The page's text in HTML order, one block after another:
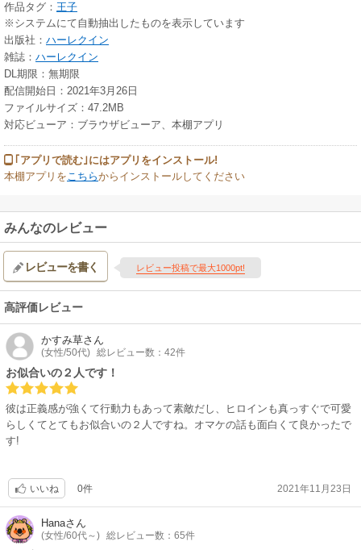
作品タグ： 王子
※システムにて自動抽出したものを表示しています
出版社： ハーレクイン
雑誌： ハーレクイン
DL期限：無期限
配信開始日：2021年3月26日
ファイルサイズ：47.2MB
対応ビューア：ブラウザビューア、本棚アプリ
｢アプリで読む｣にはアプリをインストール!
本棚アプリをこちらからインストールしてください
みんなのレビュー
レビューを書く レビュー投稿で最大1000pt!
高評価レビュー
かすみ草さん
(女性/50代) 総レビュー数：42件
お似合いの２人です！
彼は正義感が強くて行動力もあって素敵だし、ヒロインも真っすぐで可愛
らしくてとてもお似合いの２人ですね。オマケの話も面白くて良かったで
す!
いいね 0件 2021年11月23日
Hanaさん
(女性/60代～) 総レビュー数：65件